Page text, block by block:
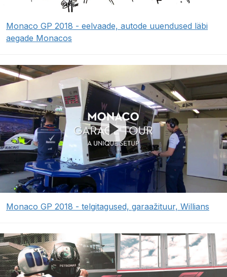
Monaco GP 2018 - eelvaade, autode uuendused läbi
aegade Monacos
Monaco GP 2018 - telgitagused, garaažituur, Willians